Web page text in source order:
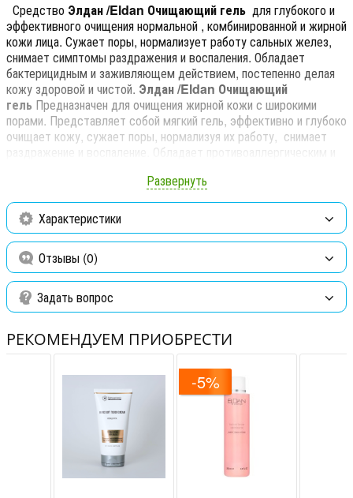
Средство Элдан /Eldan Очищающий гель для глубокого и
эффективного очищения нормальной , комбинированной и жирной
кожи лица. Сужает поры, нормализует работу сальных желез,
снимает симптомы раздражения и воспаления. Обладает
бактерицидным и заживляющем действием, постепенно делая
кожу здоровой и чистой. Элдан /Eldan Очищающий
гель Предназначен для очищения жирной кожи с широкими
порами. Представляет собой мягкий гель, эффективно и глубоко
очищает кожу, сужает поры, нормализуя их работу, снимает
раздражение и воспаление. Обладает противоаллергическим и
Хорошо смывает макияж с лица, делая кожу мягкой и чистой.
Использование:нанести средство на область ухода (кожа лица
и шеи , избегая области вокруг глаз) пальцами рук или при
помощи косметического спонжа, помассировать, вспенить,
смыть большим количеством воды.
Функциональные ингредиенты:глицерин, экстракт корня
большого лопуха, экстракт листьев шалфея.
Возраст: Без ограничений по возрасту
Развернуть
Характеристики
Отзывы (0)
Задать вопрос
РЕКОМЕНДУЕМ ПРИОБРЕСТИ
-5%